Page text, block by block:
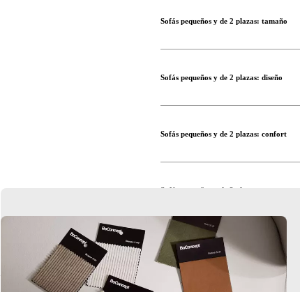
Consulta nuestra guía para
Sofás pequeños y de 2 plazas: tamaño
Sofás pequeños y de 2 plazas: diseño
Sofás pequeños y de 2 plazas: confort
Sofás pequeños y de 2 plazas: texturas
Sofás pequeños y de 2 plazas: color